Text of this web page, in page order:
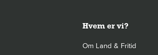
Hvem er vi?
Om Land & Fritid